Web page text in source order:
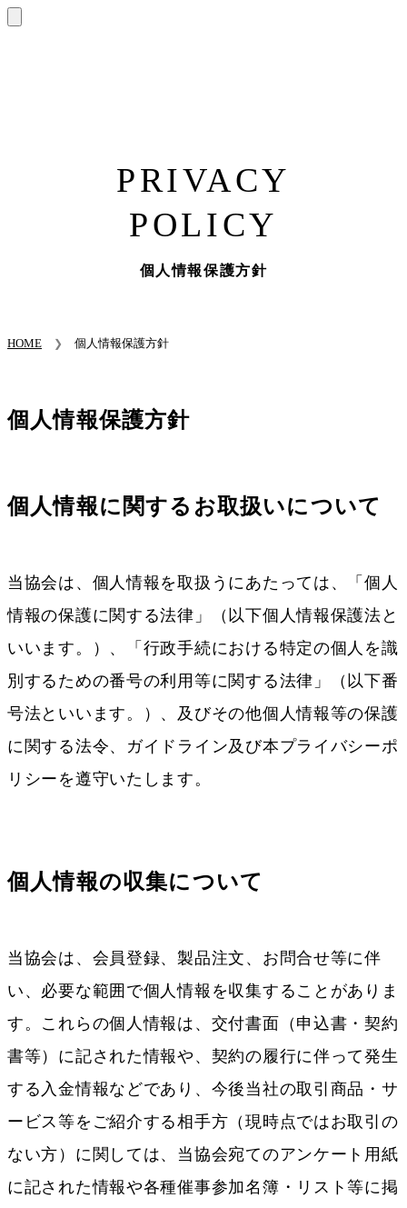
PRIVACY
POLICY
個人情報保護方針
HOME ❯ 個人情報保護方針
個人情報保護方針
個人情報に関するお取扱いについて
当協会は、個人情報を取扱うにあたっては、「個人
情報の保護に関する法律」（以下個人情報保護法と
いいます。）、「行政手続における特定の個人を識
別するための番号の利用等に関する法律」（以下番
号法といいます。）、及びその他個人情報等の保護
に関する法令、ガイドライン及び本プライバシーポ
リシーを遵守いたします。
個人情報の収集について
当協会は、会員登録、製品注文、お問合せ等に伴
い、必要な範囲で個人情報を収集することがありま
す。これらの個人情報は、交付書面（申込書・契約
書等）に記された情報や、契約の履行に伴って発生
する入金情報などであり、今後当社の取引商品・サ
ービス等をご紹介する相手方（現時点ではお取引の
ない方）に関しては、当協会宛てのアンケート用紙
に記された情報や各種催事参加名簿・リスト等に掲